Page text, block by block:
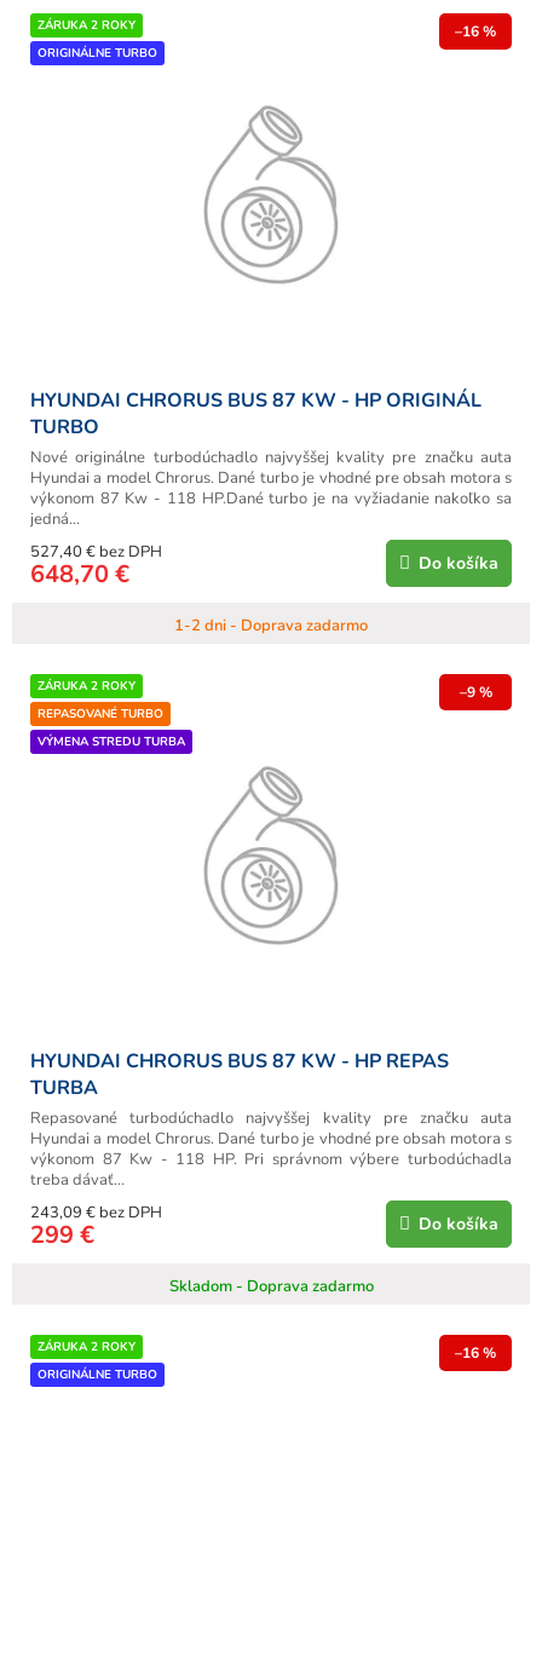
ZÁRUKA 2 ROKY
ORIGINÁLNE TURBO
–16 %
HYUNDAI CHRORUS BUS 87 KW - HP ORIGINÁL
TURBO
1-2 dni - Doprava zadarmo
527,40 € bez DPH
648,70 € Do košíka
Nové originálne turbodúchadlo najvyššej kvality pre značku auta
Hyundai a model Chrorus. Dané turbo je vhodné pre obsah motora s
výkonom 87 Kw - 118 HP.Dané turbo je na vyžiadanie nakoľko sa
jedná...
ZÁRUKA 2 ROKY
REPASOVANÉ TURBO
VÝMENA STREDU TURBA
–9 %
HYUNDAI CHRORUS BUS 87 KW - HP REPAS
TURBA
Skladom - Doprava zadarmo
243,09 € bez DPH
299 € Do košíka
Repasované turbodúchadlo najvyššej kvality pre značku auta
Hyundai a model Chrorus. Dané turbo je vhodné pre obsah motora s
výkonom 87 Kw - 118 HP. Pri správnom výbere turbodúchadla
treba dávať...
ZÁRUKA 2 ROKY
ORIGINÁLNE TURBO
–16 %